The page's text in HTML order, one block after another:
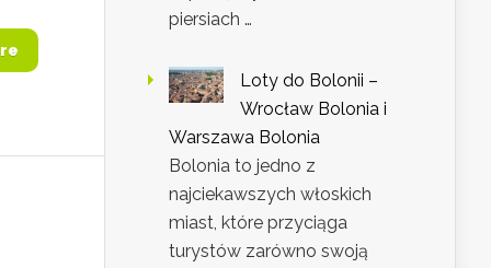
piersiach …
Loty do Bolonii –
Wrocław Bolonia i
Warszawa Bolonia
Bolonia to jedno z
najciekawszych włoskich
miast, które przyciąga
turystów zarówno swoją